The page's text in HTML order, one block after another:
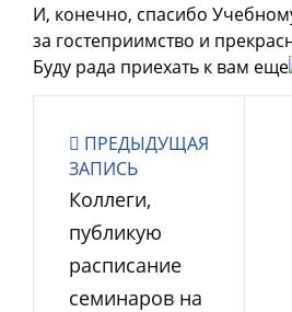
И, конечно, спасибо
за гостеприимство и
Буду рада приехать к вам еще
ПРЕДЫДУЩАЯ
ЗАПИСЬ
Коллеги,
публикую
расписание
семинаров на